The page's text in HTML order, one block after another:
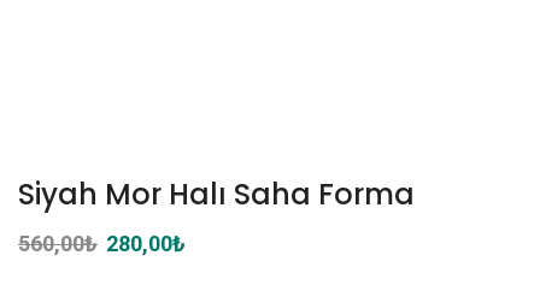
Siyah Mor Halı Saha Forma
560,00₺ Orijinal
280,00₺